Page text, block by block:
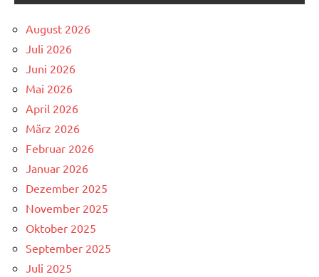
August 2026
Juli 2026
Juni 2026
Mai 2026
April 2026
März 2026
Februar 2026
Januar 2026
Dezember 2025
November 2025
Oktober 2025
September 2025
Juli 2025